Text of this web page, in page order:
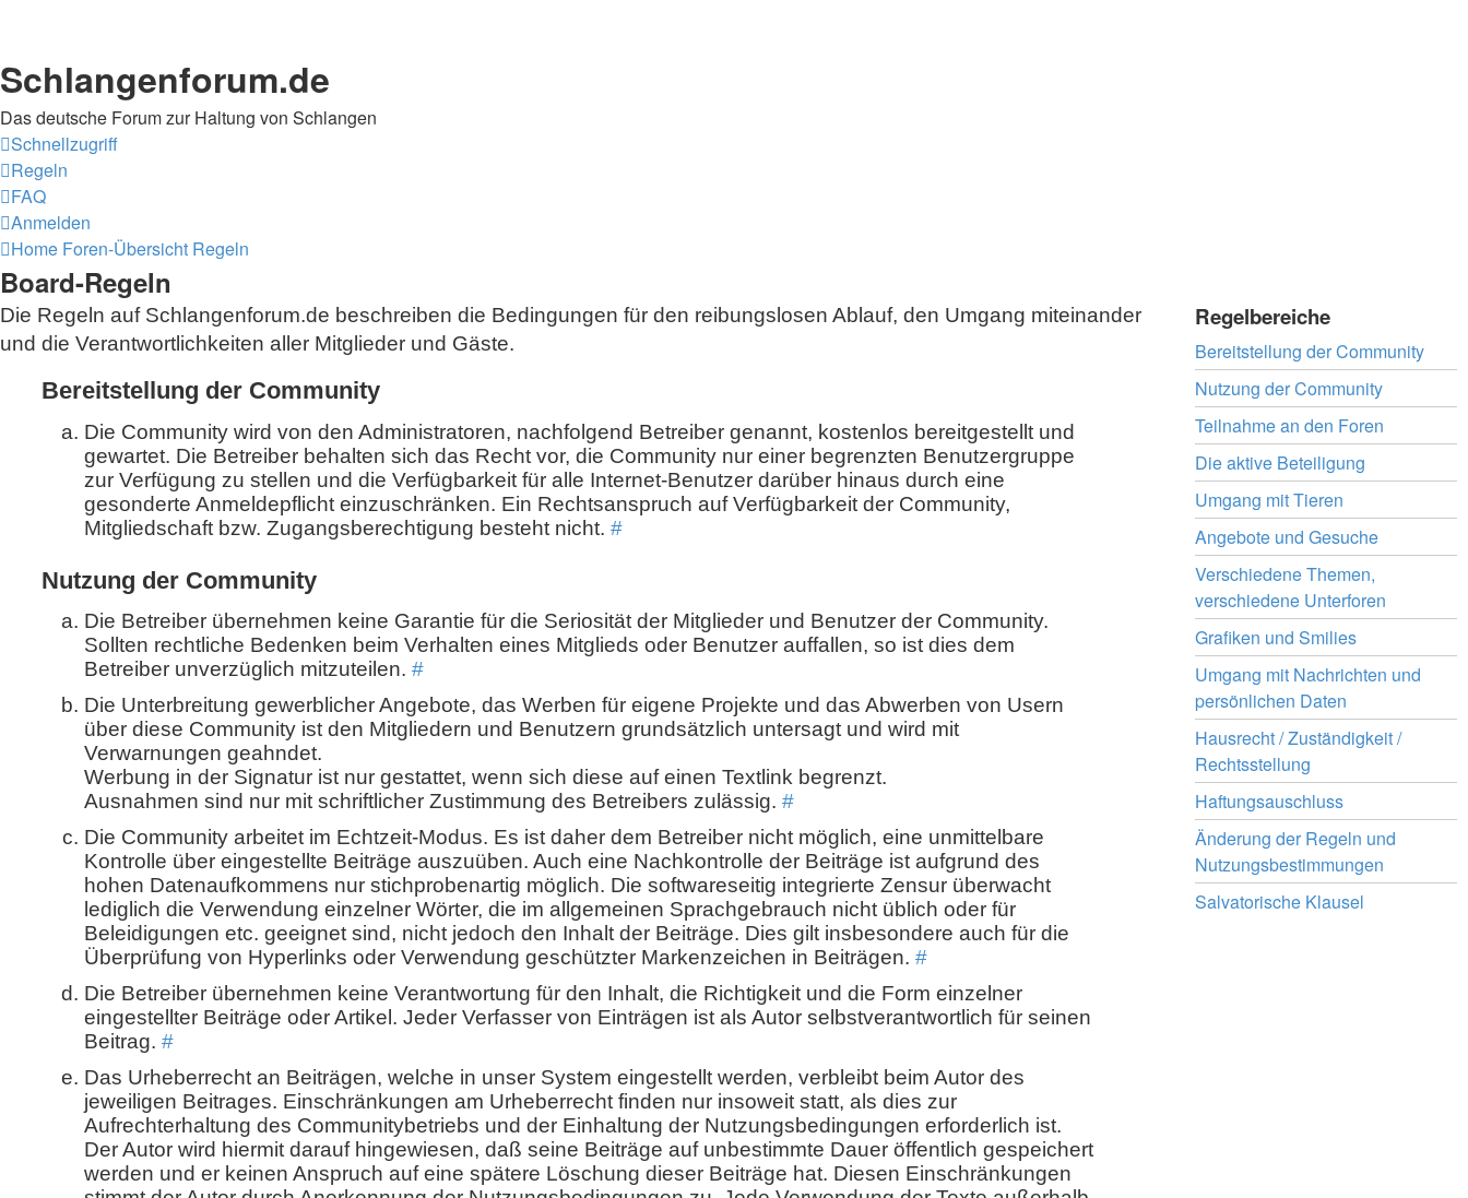
Schlangenforum.de
Das deutsche Forum zur Haltung von Schlangen
Schnellzugriff
Regeln
FAQ
Anmelden
Home Foren-Übersicht Regeln
Regelbereiche
Bereitstellung der Community
Nutzung der Community
Teilnahme an den Foren
Die aktive Beteiligung
Umgang mit Tieren
Angebote und Gesuche
Verschiedene Themen,
verschiedene Unterforen
Grafiken und Smilies
Umgang mit Nachrichten und
persönlichen Daten
Hausrecht / Zuständigkeit /
Rechtsstellung
Haftungsauschluss
Änderung der Regeln und
Nutzungsbestimmungen
Salvatorische Klausel
Board-Regeln
Die Regeln auf Schlangenforum.de beschreiben die Bedingungen für den reibungslosen Ablauf, den Umgang miteinander
und die Verantwortlichkeiten aller Mitglieder und Gäste.
Bereitstellung der Community
Die Community wird von den Administratoren, nachfolgend Betreiber genannt, kostenlos bereitgestellt und
gewartet. Die Betreiber behalten sich das Recht vor, die Community nur einer begrenzten Benutzergruppe
zur Verfügung zu stellen und die Verfügbarkeit für alle Internet-Benutzer darüber hinaus durch eine
gesonderte Anmeldepflicht einzuschränken. Ein Rechtsanspruch auf Verfügbarkeit der Community,
Mitgliedschaft bzw. Zugangsberechtigung besteht nicht. #
Nutzung der Community
Die Betreiber übernehmen keine Garantie für die Seriosität der Mitglieder und Benutzer der Community.
Sollten rechtliche Bedenken beim Verhalten eines Mitglieds oder Benutzer auffallen, so ist dies dem
Betreiber unverzüglich mitzuteilen. #
Die Unterbreitung gewerblicher Angebote, das Werben für eigene Projekte und das Abwerben von Usern
über diese Community ist den Mitgliedern und Benutzern grundsätzlich untersagt und wird mit
Verwarnungen geahndet.
Werbung in der Signatur ist nur gestattet, wenn sich diese auf einen Textlink begrenzt.
Ausnahmen sind nur mit schriftlicher Zustimmung des Betreibers zulässig. #
Die Community arbeitet im Echtzeit-Modus. Es ist daher dem Betreiber nicht möglich, eine unmittelbare
Kontrolle über eingestellte Beiträge auszuüben. Auch eine Nachkontrolle der Beiträge ist aufgrund des
hohen Datenaufkommens nur stichprobenartig möglich. Die softwareseitig integrierte Zensur überwacht
lediglich die Verwendung einzelner Wörter, die im allgemeinen Sprachgebrauch nicht üblich oder für
Beleidigungen etc. geeignet sind, nicht jedoch den Inhalt der Beiträge. Dies gilt insbesondere auch für die
Überprüfung von Hyperlinks oder Verwendung geschützter Markenzeichen in Beiträgen. #
Die Betreiber übernehmen keine Verantwortung für den Inhalt, die Richtigkeit und die Form einzelner
eingestellter Beiträge oder Artikel. Jeder Verfasser von Einträgen ist als Autor selbstverantwortlich für seinen
Beitrag. #
Das Urheberrecht an Beiträgen, welche in unser System eingestellt werden, verbleibt beim Autor des
jeweiligen Beitrages. Einschränkungen am Urheberrecht finden nur insoweit statt, als dies zur
Aufrechterhaltung des Communitybetriebs und der Einhaltung der Nutzungsbedingungen erforderlich ist.
Der Autor wird hiermit darauf hingewiesen, daß seine Beiträge auf unbestimmte Dauer öffentlich gespeichert
werden und er keinen Anspruch auf eine spätere Löschung dieser Beiträge hat. Diesen Einschränkungen